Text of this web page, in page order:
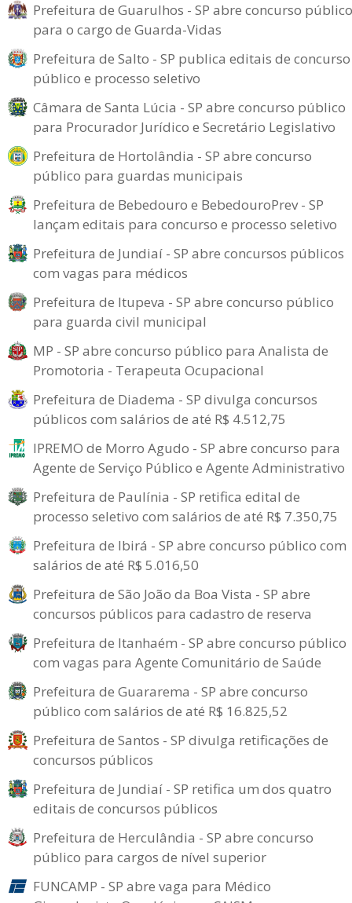
Prefeitura de Guarulhos - SP abre concurso público
para o cargo de Guarda-Vidas
Prefeitura de Salto - SP publica editais de concurso
público e processo seletivo
Câmara de Santa Lúcia - SP abre concurso público
para Procurador Jurídico e Secretário Legislativo
Prefeitura de Hortolândia - SP abre concurso
público para guardas municipais
Prefeitura de Bebedouro e BebedouroPrev - SP
lançam editais para concurso e processo seletivo
Prefeitura de Jundiaí - SP abre concursos públicos
com vagas para médicos
Prefeitura de Itupeva - SP abre concurso público
para guarda civil municipal
MP - SP abre concurso público para Analista de
Promotoria - Terapeuta Ocupacional
Prefeitura de Diadema - SP divulga concursos
públicos com salários de até R$ 4.512,75
IPREMO de Morro Agudo - SP abre concurso para
Agente de Serviço Público e Agente Administrativo
Prefeitura de Paulínia - SP retifica edital de
processo seletivo com salários de até R$ 7.350,75
Prefeitura de Ibirá - SP abre concurso público com
salários de até R$ 5.016,50
Prefeitura de São João da Boa Vista - SP abre
concursos públicos para cadastro de reserva
Prefeitura de Itanhaém - SP abre concurso público
com vagas para Agente Comunitário de Saúde
Prefeitura de Guararema - SP abre concurso
público com salários de até R$ 16.825,52
Prefeitura de Santos - SP divulga retificações de
concursos públicos
Prefeitura de Jundiaí - SP retifica um dos quatro
editais de concursos públicos
Prefeitura de Herculândia - SP abre concurso
público para cargos de nível superior
FUNCAMP - SP abre vaga para Médico